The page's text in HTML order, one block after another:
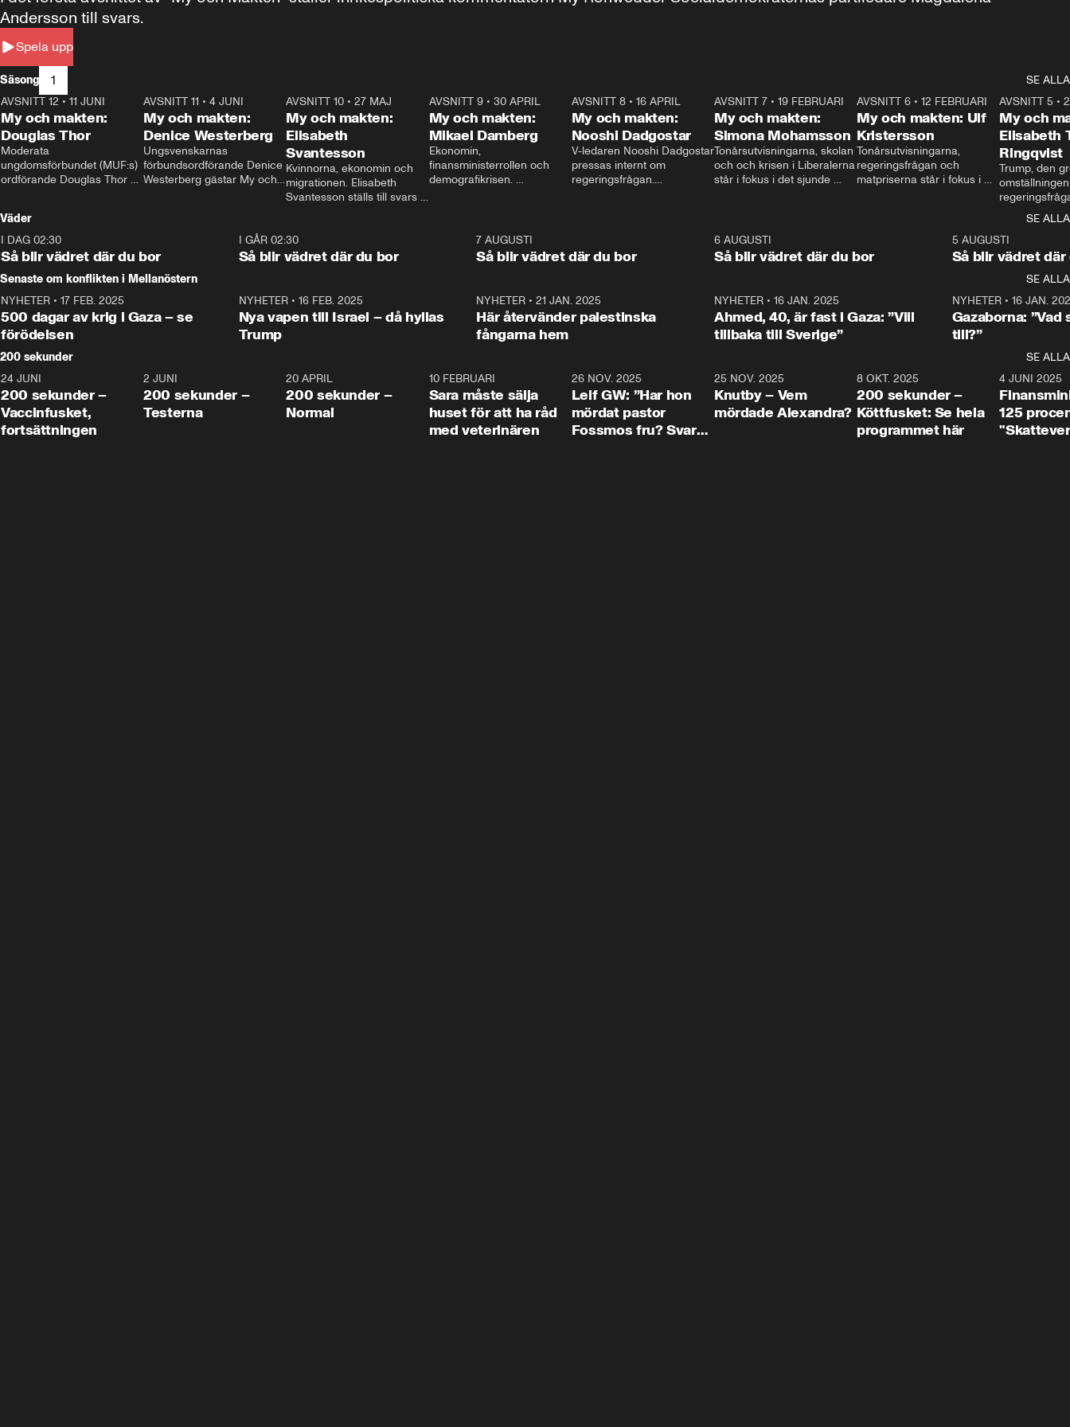
Spela upp
Andersson till svars.
Säsong 1
SE ALLA
26:27
AVSNITT 12 • 11 JUNI
My och makten:
Douglas Thor
Moderata
ungdomsförbundet (MUF:s)
ordförande Douglas Thor
tonårsutvisningarna och hur
Moderaterna ska locka
väljare till valet i höst.
23:40
AVSNITT 11 •4 JUNI
My och makten:
Denice Westerberg
Ungsvenskarnas
förbundsordförande Denice
Westerberg gästar My och
AVSNITT 10 •27 MAJ
My och makten:
Elisabeth
Svantesson
Kvinnorna, ekonomin och
migrationen. Elisabeth
Svantesson ställs till svars
AVSNITT 9• 30 APRIL
My och makten:
Mikael Damberg
Ekonomin,
finansministerrollen och
demografikrisen.
och Makten.
AVSNITT 8• 16 APRIL
My och makten:
Nooshi Dadgostar
V-ledaren Nooshi Dadgostar
pressas internt om
regeringsfrågan.
– Vi ställer upp i val. Ska vi
vara med så sitter vi förstås
24:30
AVSNITT 7• 19 FEBRUARI
My och makten:
Simona Mohamsson
Tonårsutvisningarna, skolan
och och krisen i Liberalerna
står i fokus i det sjunde
kommentator My
Rohwedder ställer
utbildnings- och
Mohamsson till svars.
27:30
AVSNITT 6 •12 FEBRUARI
My och makten: Ulf
Kristersson
Tonårsutvisningarna,
regeringsfrågan och
matpriserna står i fokus i
Rohwedder ställer
statsminister Ulf Kristersson
AVSNITT 5 •
My och
Elisabeth
Ringqvist
Trump, den
centrum i
avsnittet av
Makten”. Se
Aftonbladets
Rohwedder
Thand Ring
Väder
SE ALLA
I DAG 02:30
Så blir vädret där du bor
1:06
I GÅR 02:30
Så blir vädret där du bor
7 AUGUSTI
Så blir vädret där du bor
6 AUGUSTI
Så blir vädret där du bor
5 AUGUSTI
Så blir vädret där
Senaste om konflikten i Mellanöstern
SE ALLA
NYHETER • 17 FEB. 2025
500 dagar av krig i Gaza – se
förödelsen
NYHETER• 16 FEB. 2025
Nya vapen till Israel – då hyllas
Trump
NYHETER •21 JAN. 2025
Här återvänder palestinska
fångarna hem
NYHETER• 16 JAN. 2025
Ahmed, 40, är fast i Gaza: ”Vill
tillbaka till Sverige”
NYHETER• 16 JAN.
Gazaborna:
till?”
200 sekunder
SE ALLA
5:00
24 JUNI
200 sekunder –
Vaccinfusket,
fortsättningen
4:23
2 JUNI
200 sekunder –
Testerna
20 APRIL
200 sekunder –
Normal
10 FEBRUARI
Sara måste sälja
huset för att ha råd
med veterinären
26 NOV. 2025
Leif GW: ”Har hon
mördat pastor
Fossmos fru? Svar
31:05
25 NOV. 2025
Knutby – Vem
mördade Alexandra?
4:29
8 OKT. 2025
200 sekunder –
Köttfusket: Se hela
programmet här
4 JUNI 2025
125